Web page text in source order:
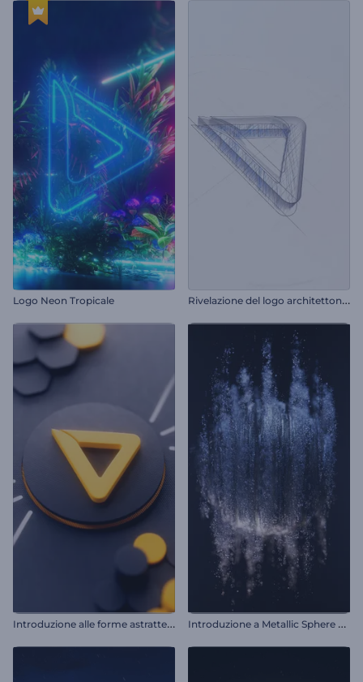
Logo Neon Tropicale R
ivelazione del logo architettonico
I
ntroduzione alle forme astratte 3D I
ntroduzione a Metallic Sphere Blast